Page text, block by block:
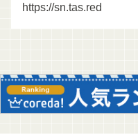
https://sn.tas.red